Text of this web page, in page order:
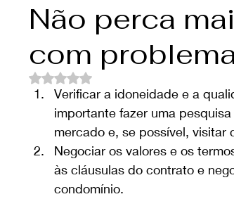
Não perca
com
Avaliado com NaN de 5 estrelas.
Verificar a idoneidade e a
importante fazer uma
mercado e, se possível, visitar
Negociar os valores e os
às cláusulas do contrato e
condomínio.